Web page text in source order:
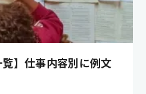
覧】仕事内容別に例文